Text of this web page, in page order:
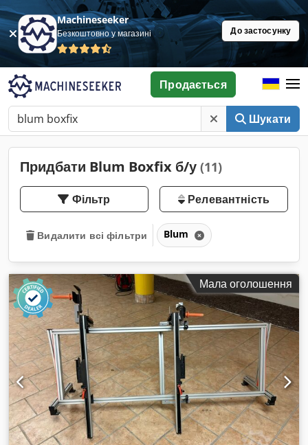
Machineseeker
Безкоштовно у магазині До застосунку
Шукати
Продається
Придбати Blum Boxfix б/у (11)
Фільтр Релевантність
Видалити всі фільтри Blum
Мала оголошення